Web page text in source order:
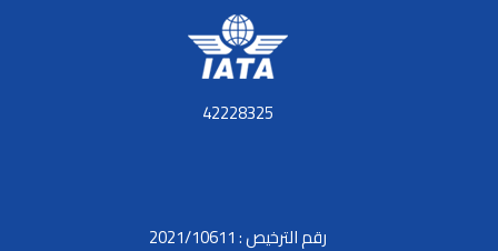
42228325
رقم الترخيص : 2021/10611